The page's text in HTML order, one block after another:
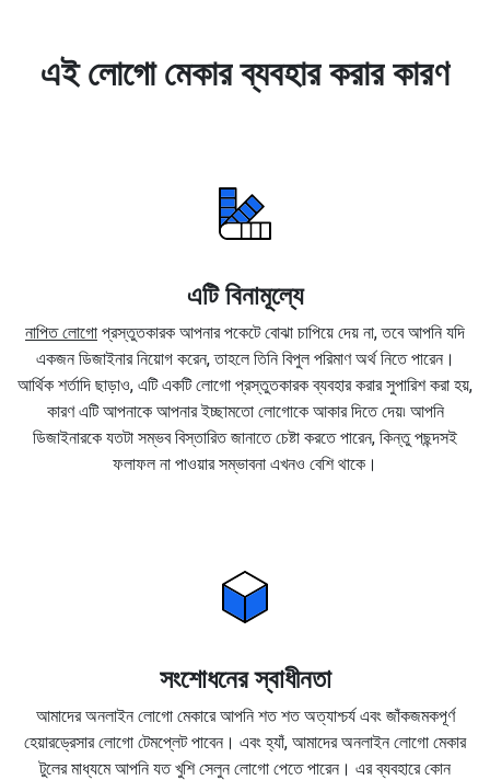
এই লোগো মেকার ব্যবহার করার কারণ
এটি বিনামূল্যে
নাপিত লোগো প্রস্তুতকারক আপনার পকেটে বোঝা চাপিয়ে দেয় না, তবে আপনি যদি
একজন ডিজাইনার নিয়োগ করেন, তাহলে তিনি বিপুল পরিমাণ অর্থ নিতে পারেন।
আর্থিক শর্তাদি ছাড়াও, এটি একটি লোগো প্রস্তুতকারক ব্যবহার করার সুপারিশ করা হয়,
কারণ এটি আপনাকে আপনার ইচ্ছামতো লোগোকে আকার দিতে দেয়৷ আপনি
ডিজাইনারকে যতটা সম্ভব বিস্তারিত জানাতে চেষ্টা করতে পারেন, কিন্তু পছন্দসই
ফলাফল না পাওয়ার সম্ভাবনা এখনও বেশি থাকে।
সংশোধনের স্বাধীনতা
আমাদের অনলাইন লোগো মেকারে আপনি শত শত অত্যাশ্চর্য এবং জাঁকজমকপূর্ণ
হেয়ারড্রেসার লোগো টেমপ্লেট পাবেন। এবং হ্যাঁ, আমাদের অনলাইন লোগো মেকার
টুলের মাধ্যমে আপনি যত খুশি সেলুন লোগো পেতে পারেন। এর ব্যবহারে কোন